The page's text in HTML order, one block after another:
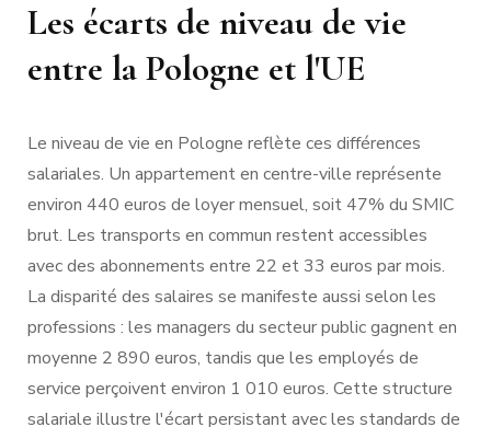
Les écarts de niveau de vie
entre la Pologne et l'UE
Le niveau de vie en Pologne reflète ces différences
salariales. Un appartement en centre-ville représente
environ 440 euros de loyer mensuel, soit 47% du SMIC
brut. Les transports en commun restent accessibles
avec des abonnements entre 22 et 33 euros par mois.
La disparité des salaires se manifeste aussi selon les
professions : les managers du secteur public gagnent en
moyenne 2 890 euros, tandis que les employés de
service perçoivent environ 1 010 euros. Cette structure
salariale illustre l'écart persistant avec les standards de